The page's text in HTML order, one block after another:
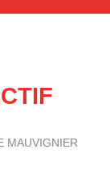
MAUVIGNIER